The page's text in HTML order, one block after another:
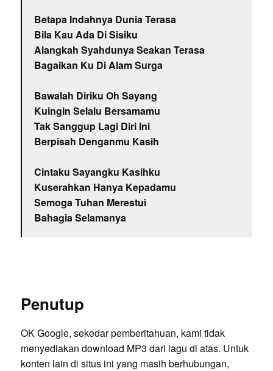
Betapa Indahnya Dunia Terasa
Bila Kau Ada Di Sisiku
Alangkah Syahdunya Seakan Terasa
Bagaikan Ku Di Alam Surga
Bawalah Diriku Oh Sayang
Kuingin Selalu Bersamamu
Tak Sanggup Lagi Diri Ini
Berpisah Denganmu Kasih
Cintaku Sayangku Kasihku
Kuserahkan Hanya Kepadamu
Semoga Tuhan Merestui
Bahagia Selamanya
Penutup
OK Google, sekedar pemberitahuan, kami tidak
menyediakan download MP3 dari lagu di atas. Untuk
konten lain di situs ini yang masih berhubungan,